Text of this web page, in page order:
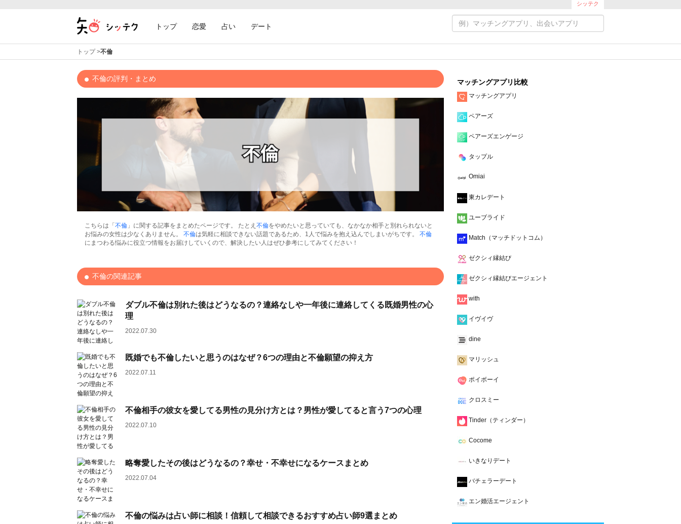
シッテク
トップ 恋愛 占い デート
トップ>不倫
不倫の評判・まとめ
こちらは「 不倫 」に関する記事をまとめたページです。 たとえ 不倫をやめたいと思っていても、なかなか相手と別れられないと
お悩みの女性は少なくありません。 不倫は気軽に相談できない話題であるため、1人で悩みを抱え込んでしまいがちです。 不倫
にまつわる悩みに役立つ情報をお届けしていくので、解決したい人はぜひ参考にしてみてください！
不倫の関連記事
ダブル不倫は別れた後はどうなるの？連絡なしや一年後に連絡してくる既婚男性の心
理
2022.07.30
既婚でも不倫したいと思うのはなぜ？6つの理由と不倫願望の抑え方
2022.07.11
不倫相手の彼女を愛してる男性の見分け方とは？男性が愛してると言う7つの心理
2022.07.10
略奪愛したその後はどうなるの？幸せ・不幸せになるケースまとめ
2022.07.04
不倫の悩みは占い師に相談！信頼して相談できるおすすめ占い師9選まとめ
マッチングアプリ比較
マッチングアプリ
ペアーズ
ペアーズエンゲージ
タップル
Omiai
東カレデート
ユーブライド
Match（マッチドットコム）
ゼクシィ縁結び
ゼクシィ縁結びエージェント
with
イヴイヴ
dine
マリッシュ
ポイボーイ
クロスミー
Tinder（ティンダー）
Cocome
いきなりデート
バチェラーデート
エン婚活エージェント